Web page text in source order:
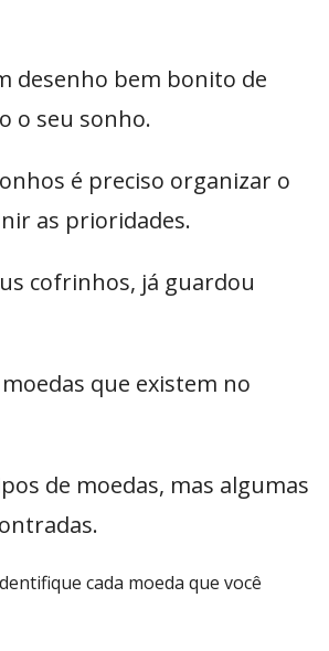
desenho bem bonito de
o seu sonho.
é preciso organizar o
as prioridades.
cofrinhos, já guardou
que existem no
de moedas, mas algumas
cada moeda que você